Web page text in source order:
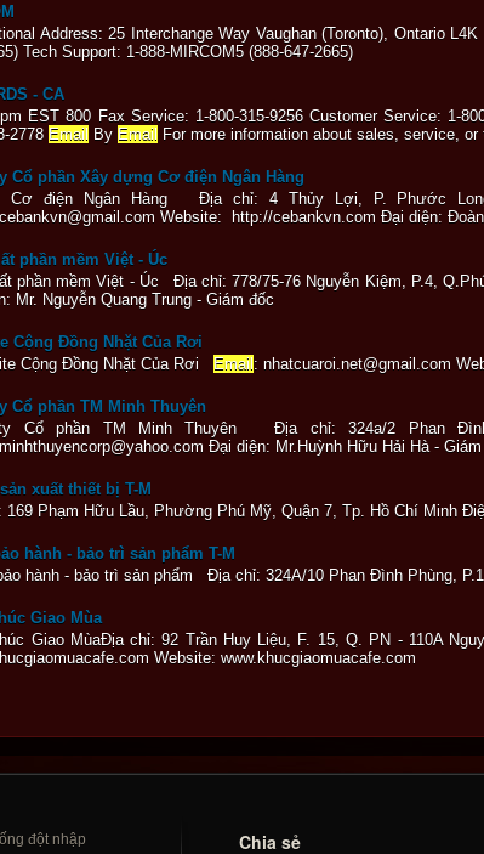
Address: 25 Interchange Way Vaughan (Toronto), Ontario
Tech Support: 1-888-MIRCOM5 (888-647-2665)
- CA
pm EST 800 Fax Service: 1-800-315-9256 Customer Service: 1-
2778 Email By Email For more information about sales, service,
Cổ phần Xây dựng Cơ điện Ngân Hàng
Cơ điện Ngân Hàng Địa chỉ: 4 Thủy Lợi, P. Phước Long
Website: http://cebankvn.com Đại diện:
phần mềm Việt - Úc
phần mềm Việt - Úc Địa chỉ: 778/75-76 Nguyễn Kiệm, P.4,
Mr. Nguyễn Quang Trung - Giám đốc
Cộng Đồng Nhặt Của Rơi
Cộng Đồng Nhặt Của Rơi
Email : nhatcuaroi.net@gmail.com
Cổ phần TM Minh Thuyên
Cổ phần TM Minh Thuyên Địa chỉ: 324a/2 Phan
Đại diện: Mr.Huỳnh Hữu Hải Hà - Giám
xuất thiết bị T-M
169 Phạm Hữu Lầu, Phường Phú Mỹ, Quận 7, Tp. Hồ Chí Minh
hành - bảo trì sản phẩm T-M
hành - bảo trì sản phẩm Địa chỉ: 324A/10 Phan Đình Phùng,
Giao Mùa
Giao MùaĐịa chỉ: 92 Trần Huy Liệu, F. 15, Q. PN - 110A
Website: www.khucgiaomuacafe.com
đột nhập Chia sẻ